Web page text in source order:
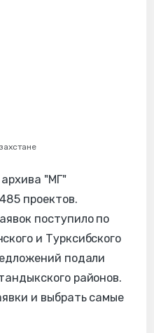
"МГ"
проектов.
поступило по
и Турксибского
подали
районов.
и выбрать самые